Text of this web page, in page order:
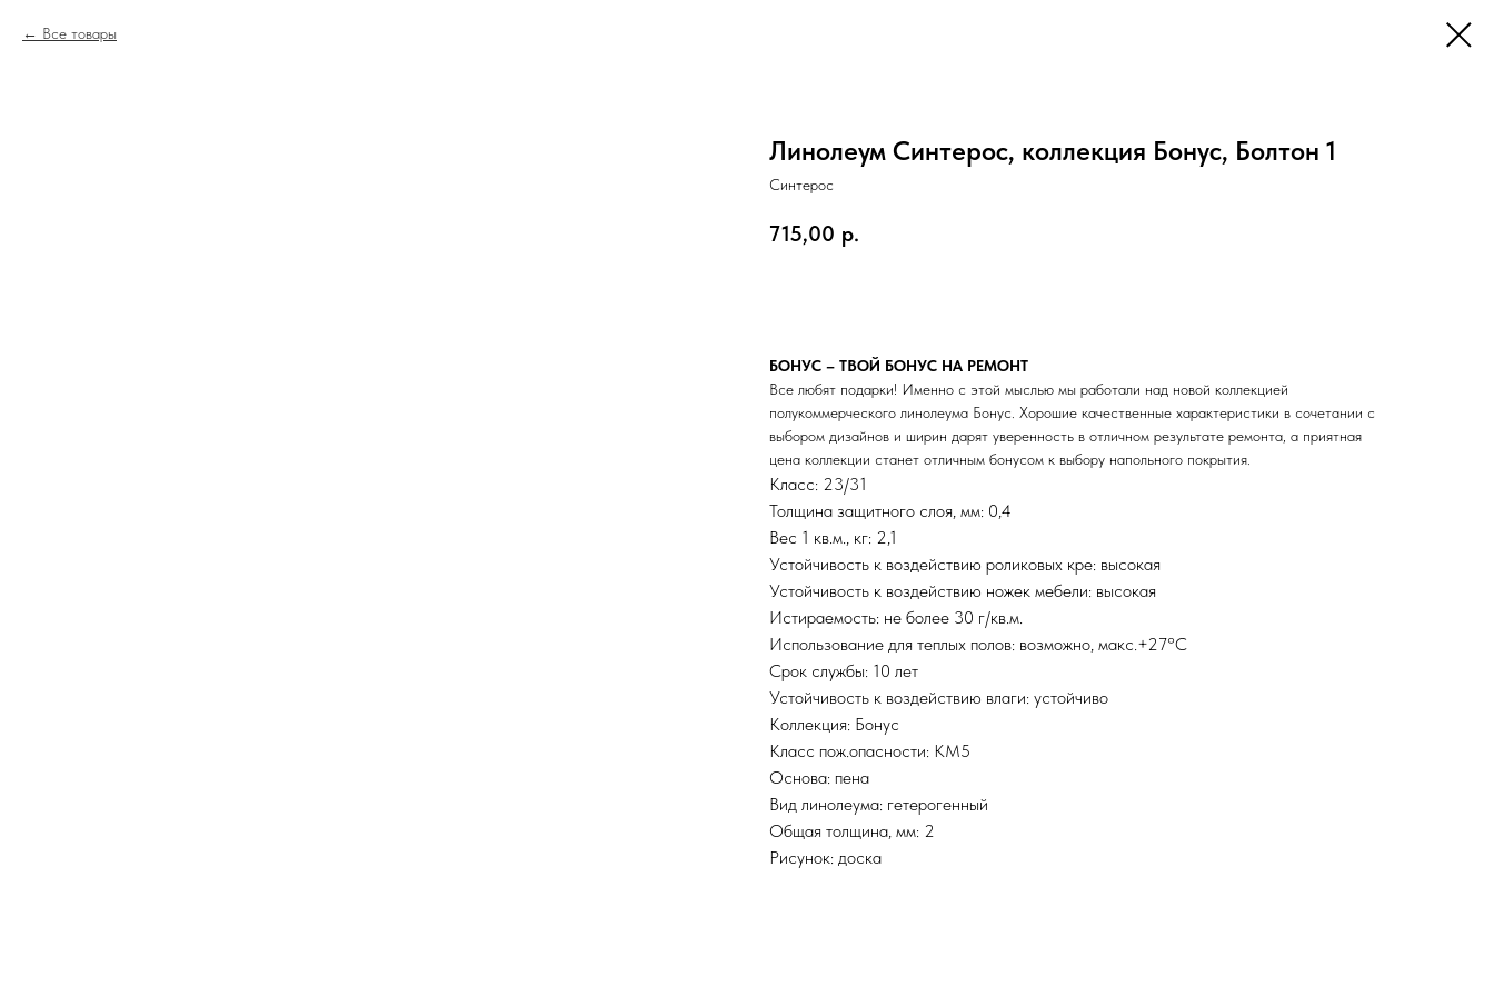
Все товары
Линолеум Синтерос, коллекция Бонус, Болтон 1
Синтерос
715,00 р.
БОНУС – ТВОЙ БОНУС НА РЕМОНТ
Все любят подарки! Именно с этой мыслью мы работали над новой коллекцией
полукоммерческого линолеума Бонус. Хорошие качественные характеристики в сочетании с
выбором дизайнов и ширин дарят уверенность в отличном результате ремонта, а приятная
цена коллекции станет отличным бонусом к выбору напольного покрытия.
Класс: 23/31
Толщина защитного слоя, мм: 0,4
Вес 1 кв.м., кг: 2,1
Устойчивость к воздействию роликовых кре: высокая
Устойчивость к воздействию ножек мебели: высокая
Истираемость: не более 30 г/кв.м.
Использование для теплых полов: возможно, макс.+27°С
Срок службы: 10 лет
Устойчивость к воздействию влаги: устойчиво
Коллекция: Бонус
Класс пож.опасности: КМ5
Основа: пена
Вид линолеума: гетерогенный
Общая толщина, мм: 2
Рисунок: доска